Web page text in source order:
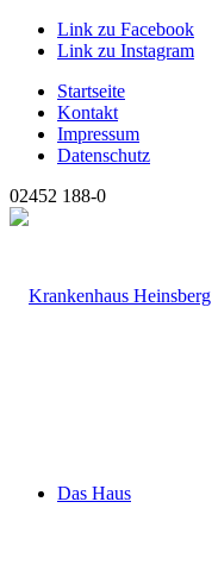
Link zu Facebook
Link zu Instagram
Startseite
Kontakt
Impressum
Datenschutz
02452 188-0
Das Haus